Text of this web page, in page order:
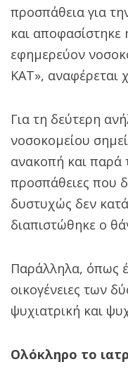
προσπάθεια για
και αποφασίστηκε
εφημερεύον
ΚΑΤ», αναφέρεται
Για τη δεύτερη
νοσοκομείου
ανακοπή και παρά
προσπάθειες που
δυστυχώς δεν
διαπιστώθηκε ο
Παράλληλα, όπως
οικογένειες των
ψυχιατρική και
Ολόκληρο το